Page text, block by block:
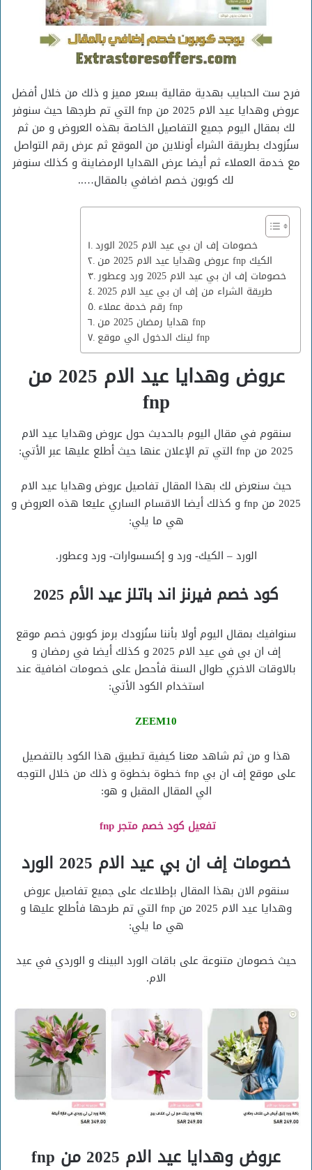
فرح ست الحبايب بهدية مقالية بسعر مميز و ذلك من خلال أفضل
عروض وهدايا عيد الام 2025 من fnp التي تم طرجها حيث سنوفر
لك بمقال اليوم جميع التفاصيل الخاصة بهذه العروض و من ثم
سنُزودك بطريقة الشراء أونلاين من الموقع ثم عرض رقم التواصل
مع خدمة العملاء ثم أيضا عرض الهدايا الرمضاينة و كذلك سنوفر
لك كوبون خصم اضافي بالمقال…..
خصومات إف ان بي عيد الام 2025 الورد
عروض وهدايا عيد الام 2025 من fnp الكيك
خصومات إف ان بي عيد الام 2025 ورد وعطور
طريقة الشراء من إف ان بي عيد الام 2025
رقم خدمة عملاء fnp
هدايا رمضان 2025 من fnp
لينك الدخول الي موقع fnp
عروض وهدايا عيد الام 2025 من
fnp
سنقوم في مقال اليوم بالحديث حول عروض وهدايا عيد الام
2025 من fnp التي تم الإعلان عنها حيث أطلع عليها عبر الأتي:
حيث سنعرض لك بهذا المقال تفاصيل عروض وهدايا عيد الام
2025 من fnp و كذلك أيضا الاقسام الساري عليعا هذه العروض و
هي ما يلي:
الورد – الكيك- ورد و إكسسوارات- ورد وعطور.
كود خصم فيرنز اند باتلز عيد الأم 2025
سنوافيك بمقال اليوم أولا بأننا سنُزودك برمز كوبون خصم موقع
إف ان بي في عيد الام 2025 و كذلك أيضا في رمضان و
بالاوقات الاخري طوال السنة فأحصل على خصومات اضافية عند
استخدام الكود الأتي:
ZEEM10
هذا و من ثم شاهد معنا كيفية تطبيق هذا الكود بالتفصيل
على موقع إف ان بي fnp خطوة بخطوة و ذلك من خلال التوجه
الي المقال المقبل و هو:
تفعيل كود خصم متجر fnp
خصومات إف ان بي عيد الام 2025 الورد
سنقوم الان بهذا المقال بإطلاعك على جميع تفاصيل عروض
وهدايا عيد الام 2025 من fnp التي تم طرحها فأطلع عليها و
هي ما يلي:
حيث خصومان متنوعة على باقات الورد البينك و الوردي في عيد
الام.
عروض وهدايا عيد الام 2025 من fnp